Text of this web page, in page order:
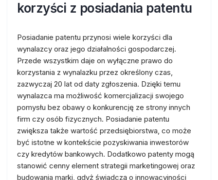
korzyści z posiadania patentu
Posiadanie patentu przynosi wiele korzyści dla
wynalazcy oraz jego działalności gospodarczej.
Przede wszystkim daje on wyłączne prawo do
korzystania z wynalazku przez określony czas,
zazwyczaj 20 lat od daty zgłoszenia. Dzięki temu
wynalazca ma możliwość komercjalizacji swojego
pomysłu bez obawy o konkurencję ze strony innych
firm czy osób fizycznych. Posiadanie patentu
zwiększa także wartość przedsiębiorstwa, co może
być istotne w kontekście pozyskiwania inwestorów
czy kredytów bankowych. Dodatkowo patenty mogą
stanowić cenny element strategii marketingowej oraz
budowania marki, gdyż świadczą o innowacyjności